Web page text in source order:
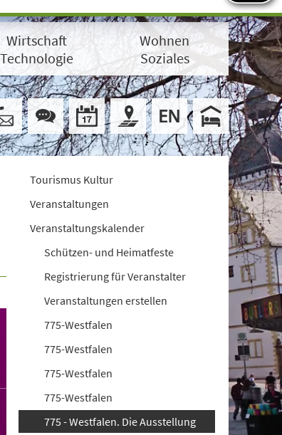
Wirtschaft
Technologie
Wohnen
Soziales
Tourismus Kultur
Veranstaltungen
Veranstaltungskalender
Schützen- und Heimatfeste
Registrierung für Veranstalter
Veranstaltungen erstellen
775-Westfalen
775-Westfalen
775-Westfalen
775-Westfalen
775 - Westfalen. Die Ausstellung